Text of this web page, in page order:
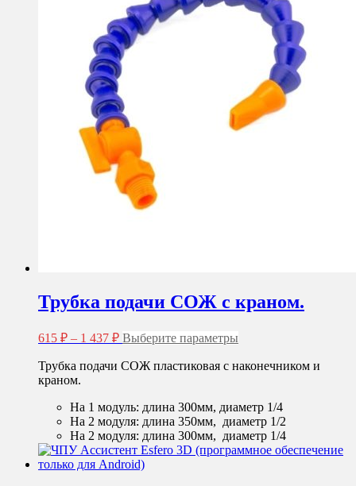
Трубка подачи СОЖ с краном.
615 ₽ – 1 437 ₽Диапазон
615 ₽
437 ₽
Выберите параметры
имеет
Опции
можно
выбрать
на
Трубка подачи СОЖ пластиковая с наконечником и
краном.
На 1 модуль: длина 300мм, диаметр 1/4
На 2 модуля: длина 350мм, диаметр 1/2
На 2 модуля: длина 300мм, диаметр 1/4